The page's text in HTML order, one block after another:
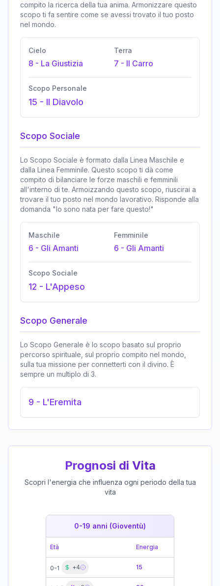
compito la ricerca della tua anima. Armonizzare questo
scopo ti fa sentire come se avessi trovato il tuo posto
nel mondo.
Cielo
8 - La Giustizia
Terra
7 - Il Carro
Scopo Personale
15 - Il Diavolo
Scopo Sociale
Lo Scopo Sociale è formato dalla Linea Maschile e
dalla Linea Femminile. Questo scopo ti dà come
compito di bilanciare le forze maschili e femminili
all'interno di te. Armoizzando questo scopo, riuscirai a
trovare il tuo posto nel mondo lavorativo. Risponde alla
domanda "Io sono nata per fare questo!"
Maschile
6 - Gli Amanti
Femminile
6 - Gli Amanti
Scopo Sociale
12 - L'Appeso
Scopo Generale
Lo Scopo Generale è lo scopo basato sul proprio
percorso spirituale, sul proprio compito nel mondo,
sulla tua missione per connetterti con il divino. È
sempre un multiplo di 3.
9 - L'Eremita
Prognosi di Vita
Scopri l'energia che influenza ogni periodo della tua
vita
0-19 anni (Gioventù)
Età Energia
0-1 +4 15